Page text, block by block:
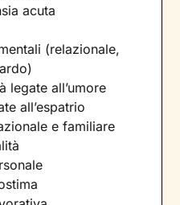
acuta
(relazionale,
legate all’umore
all’espatrio
e familiare